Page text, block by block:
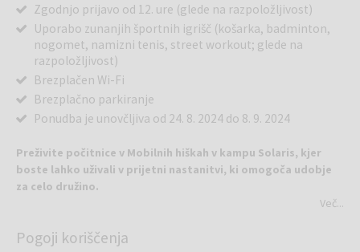
Zgodnjo prijavo od 12. ure (glede na razpoložljivost)
Uporabo zunanjih športnih igrišč (košarka, badminton,
nogomet, namizni tenis, street workout; glede na
razpoložljivost)
Brezplačen Wi-Fi
Brezplačno parkiranje
Ponudba je unovčljiva od 24. 8. 2024 do 8. 9. 2024
Preživite počitnice v Mobilnih hiškah v kampu Solaris, kjer
boste lahko uživali v prijetni nastanitvi, ki omogoča udobje
za celo družino.
borovim gozdom, se le 6 km od Šibenika nahaja kamp Solaris. Si
Več...
Pogoji koriščenja